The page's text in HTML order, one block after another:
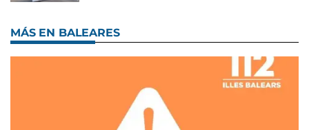
MÁS EN BALEARES